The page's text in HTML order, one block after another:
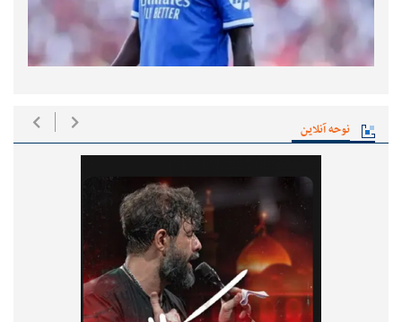
نوحه آنلاین